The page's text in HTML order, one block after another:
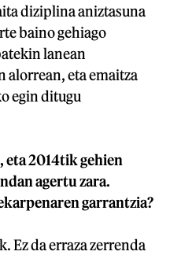
diziplina aniztasuna
baino gehiago
lanean
eta emaitza
egin ditugu
2014tik gehien
agertu zara.
garrantzia?
Ez da erraza zerrenda